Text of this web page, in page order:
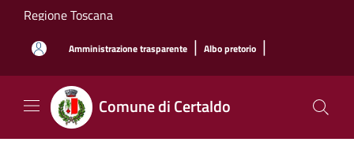
Salta al contenuto principale
Regione Toscana
Amministrazione trasparente | Albo pretorio |
Comune di Certaldo